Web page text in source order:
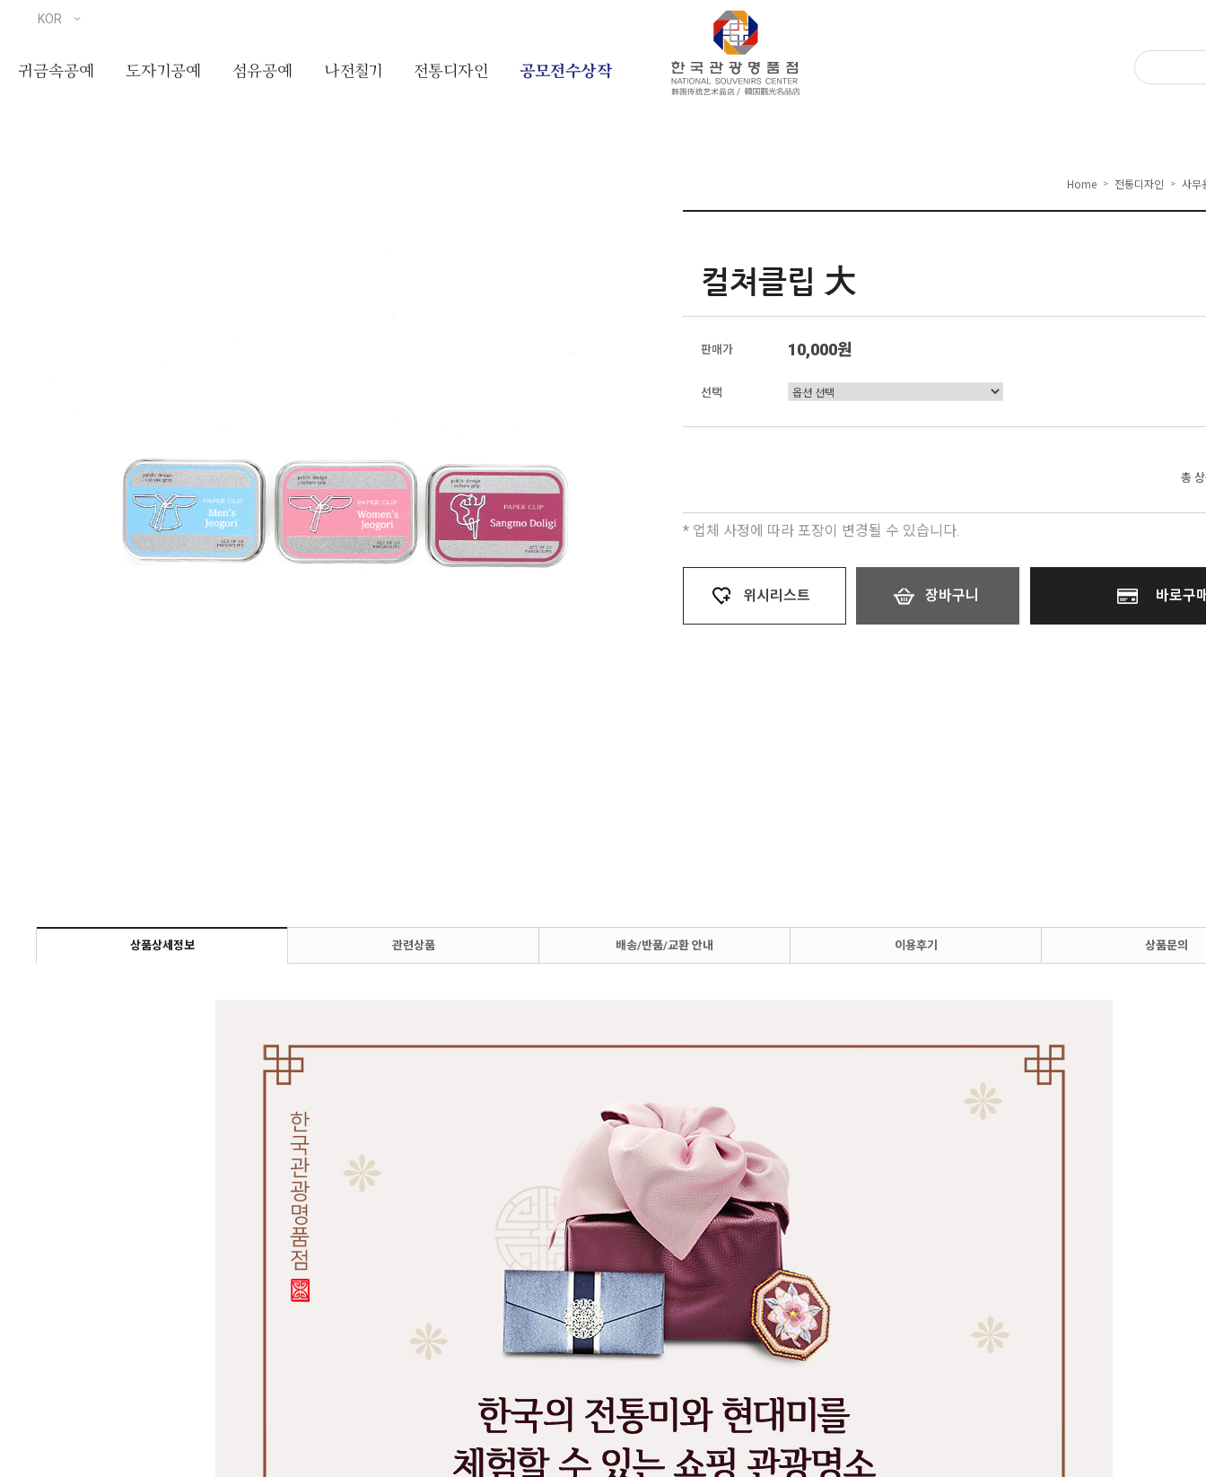
귀금속공예 도자기공예 섬유공예 나전칠기 전통디자인 공모전수상작
Home > 전통디자인 > 사무
컬쳐클립 大
판매가 10,000원
선택
총
* 업체 사정에 따라 포장이 변경될 수 있습니다.
위시리스트 장바구니 바로구
상품상세정보 관련상품 배송/반품/교환 안내 이용후기 상품문의